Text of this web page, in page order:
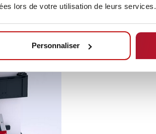
lors de votre utilisation de leurs services.
Personnaliser